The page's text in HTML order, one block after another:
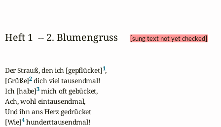
Heft 1  -- 2. Blumengruss [sung text not yet checked]
Der Strauß, den ich [gepflücket]1,
[Grüße]2 dich viel tausendmal!
Ich [habe]3 mich oft gebücket,
Ach, wohl eintausendmal,
Und ihn ans Herz gedrücket
[Wie]4 hunderttausendmal!